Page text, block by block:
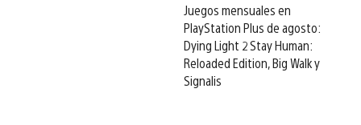
Juegos mensuales en
PlayStation Plus de agosto:
Dying Light 2 Stay Human:
Reloaded Edition, Big Walk y
Signalis